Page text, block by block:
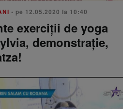
• pe 12.05.2020 la 10:40
exerciții de yoga
demonstrație,